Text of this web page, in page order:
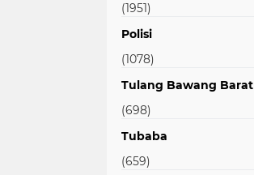
(1951)
Polisi
(1078)
Tulang Bawang Barat
(698)
Tubaba
(659)